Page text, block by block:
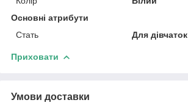
Основні атрибути
Стать
Для дівчаток
Приховати
Умови доставки